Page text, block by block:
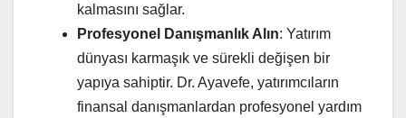
kalmasını sağlar.
Profesyonel Danışmanlık Alın: Yatırım
dünyası karmaşık ve sürekli değişen bir
yapıya sahiptir. Dr. Ayavefe, yatırımcıların
finansal danışmanlardan profesyonel yardım